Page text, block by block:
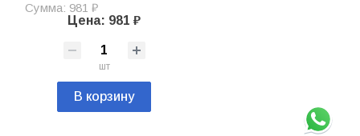
Сумма: 981 ₽
Цена: 981 ₽
шт
В корзину